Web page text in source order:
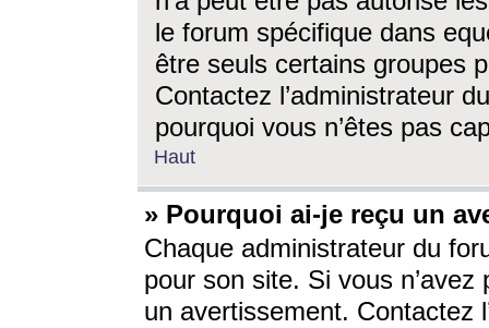
le forum spécifique dans
être seuls certains groupes
Contactez l’administrateur
pourquoi vous n’êtes pas
Haut
» Pourquoi ai-je reçu un
Chaque administrateur du
pour son site. Si vous
un avertissement. Contactez